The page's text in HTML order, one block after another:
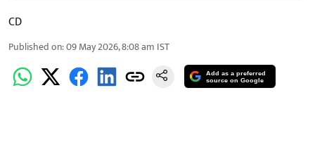
CD
Published on:09 May 2026, 8:08 am IST
Add as a preferred
source on Google